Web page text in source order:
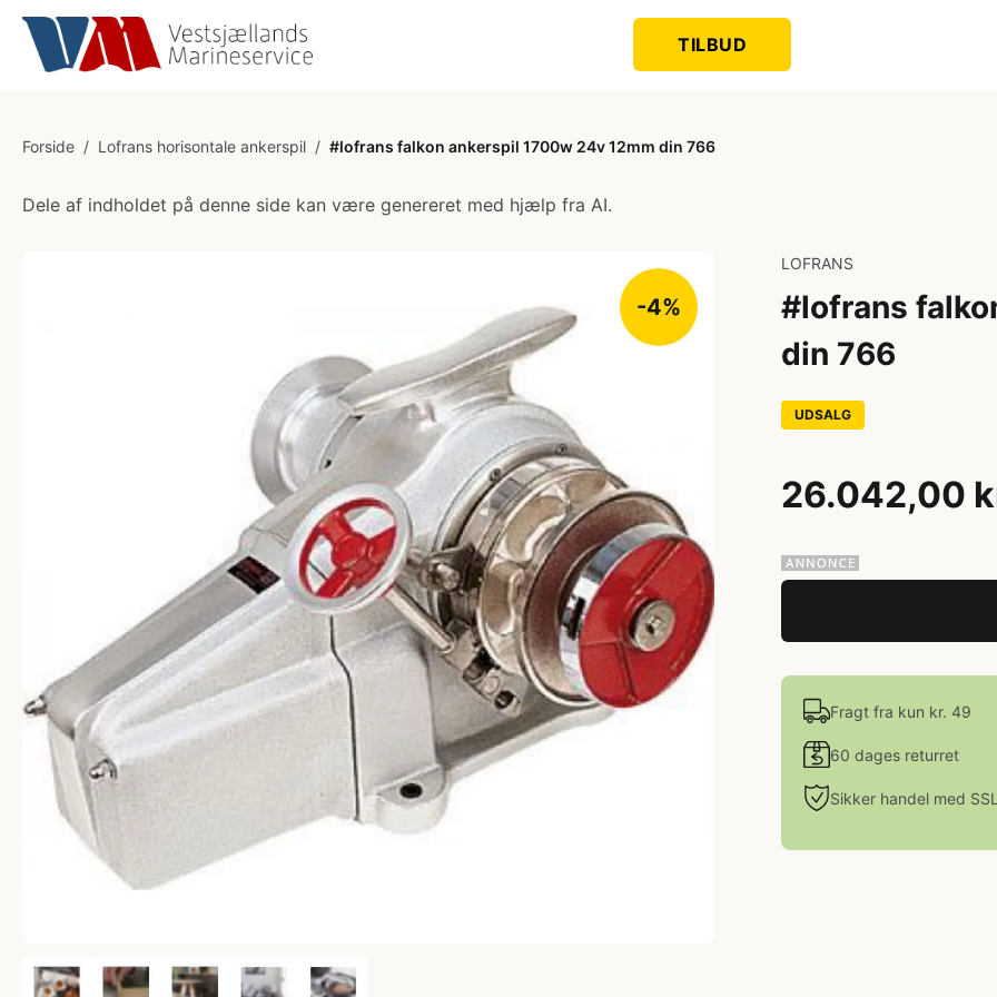
TILBUD
Forside / Lofrans horisontale ankerspil / #lofrans falkon ankerspil 1700w 24v 12mm din 766
Dele af indholdet på denne side kan være genereret med hjælp fra AI.
-4%
LOFRANS
#lofrans
din 766
UDSALG
26.042,00
Fragt fra kun kr. 49
60 dages returret
Sikker handel med SSL